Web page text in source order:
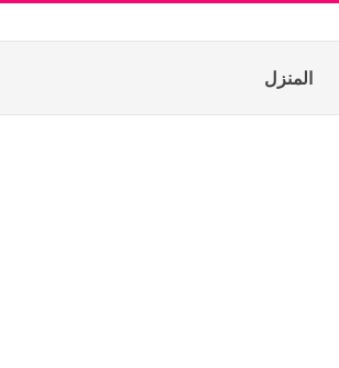
المنزل